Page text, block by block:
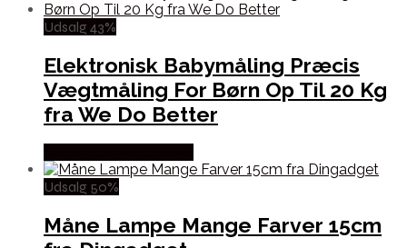
Udsalg 43%
Elektronisk Babymåling Præcis
Vægtmåling For Børn Op Til 20 Kg
fra We Do Better
Udsalg 50%
Måne Lampe Mange Farver 15cm